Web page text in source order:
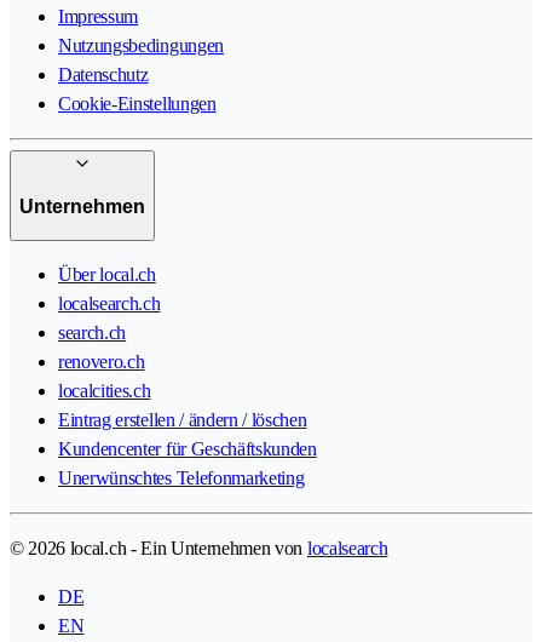
Impressum
Nutzungsbedingungen
Datenschutz
Cookie-Einstellungen
Unternehmen
Über local.ch
localsearch.ch
search.ch
renovero.ch
localcities.ch
Eintrag erstellen / ändern / löschen
Kundencenter für Geschäftskunden
Unerwünschtes Telefonmarketing
© 2026 local.ch - Ein Unternehmen von localsearch
DE
EN